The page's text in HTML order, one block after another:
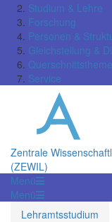
Studium & Lehre
Forschung
Personen &
Gleichstellung &
Service
Zentrale
(ZEWIL)
Menü
Menü
Lehramtsstudium